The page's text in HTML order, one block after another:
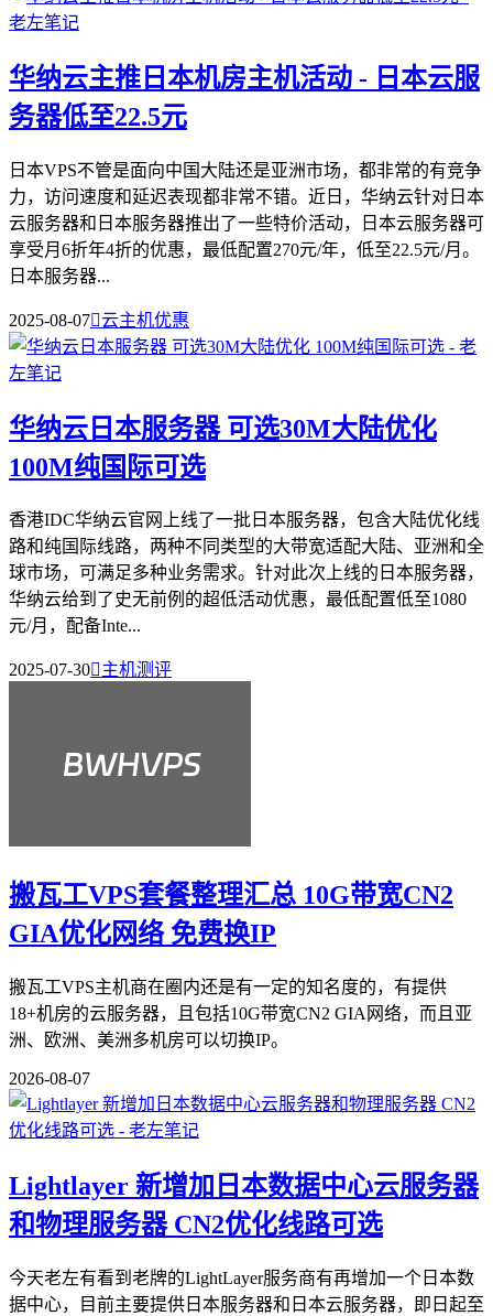
华纳云主推日本机房主机活动 - 日本云服
务器低至22.5元
日本VPS不管是面向中国大陆还是亚洲市场，都非常的有竞争
力，访问速度和延迟表现都非常不错。近日，华纳云针对日本
云服务器和日本服务器推出了一些特价活动，日本云服务器可
享受月6折年4折的优惠，最低配置270元/年，低至22.5元/月。
日本服务器...
2025-08-07云主机优惠
华纳云日本服务器 可选30M大陆优化
100M纯国际可选
香港IDC华纳云官网上线了一批日本服务器，包含大陆优化线
路和纯国际线路，两种不同类型的大带宽适配大陆、亚洲和全
球市场，可满足多种业务需求。针对此次上线的日本服务器，
华纳云给到了史无前例的超低活动优惠，最低配置低至1080
元/月，配备Inte...
2025-07-30主机测评
搬瓦工VPS套餐整理汇总 10G带宽CN2
GIA优化网络 免费换IP
搬瓦工VPS主机商在圈内还是有一定的知名度的，有提供
18+机房的云服务器，且包括10G带宽CN2 GIA网络，而且亚
洲、欧洲、美洲多机房可以切换IP。
2026-08-07
Lightlayer 新增加日本数据中心云服务器
和物理服务器 CN2优化线路可选
今天老左有看到老牌的LightLayer服务商有再增加一个日本数
据中心，目前主要提供日本服务器和日本云服务器，即日起至